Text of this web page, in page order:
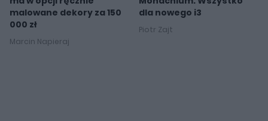
malowane dekory za 150
000 zł
Marcin Napieraj
dla nowego i3
Piotr Zajt